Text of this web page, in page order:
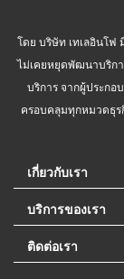
โดย บริษัท เทเลอินโฟ
ไม่เคยหยุดพัฒนาบริก
บริการ จากผู้ประกอ
ครอบคลุมทุกหมวดธุร
เกี่ยวกับเรา
บริการของเรา
ติดต่อเรา